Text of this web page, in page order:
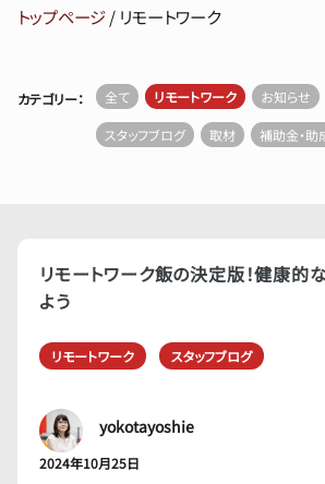
トップページ/ リモートワーク
カテゴリー： 全て リモートワーク お知らせ
スタッフブログ 取材 補助金・助
リモートワーク飯の決定版！健康的
よう
リモートワーク スタッフブログ
yokotayoshie
2024年10月25日